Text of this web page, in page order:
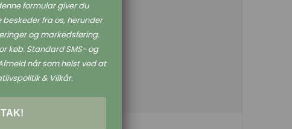
formular giver du
fra os, herunder
og markedsføring.
køb. Standard SMS- og
når som helst ved at
& Vilkår.